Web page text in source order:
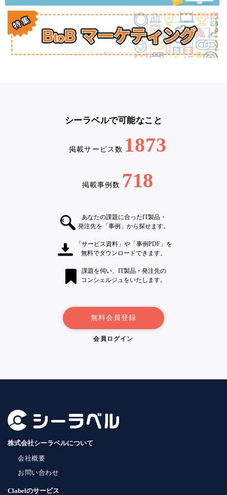
シーラベルで可能なこと
掲載サービス数 1873
掲載事例数 718
あなたの課題に合ったIT製品・
発注先を「事例」から探せます。
「サービス資料」や「事例PDF」を
無料でダウンロードできます。
課題を伺い、IT製品・発注先の
コンシェルジュをいたします。
無料会員登録
会員ログイン
株式会社シーラベルについて
会社概要
お問い合わせ
Clabelのサービス